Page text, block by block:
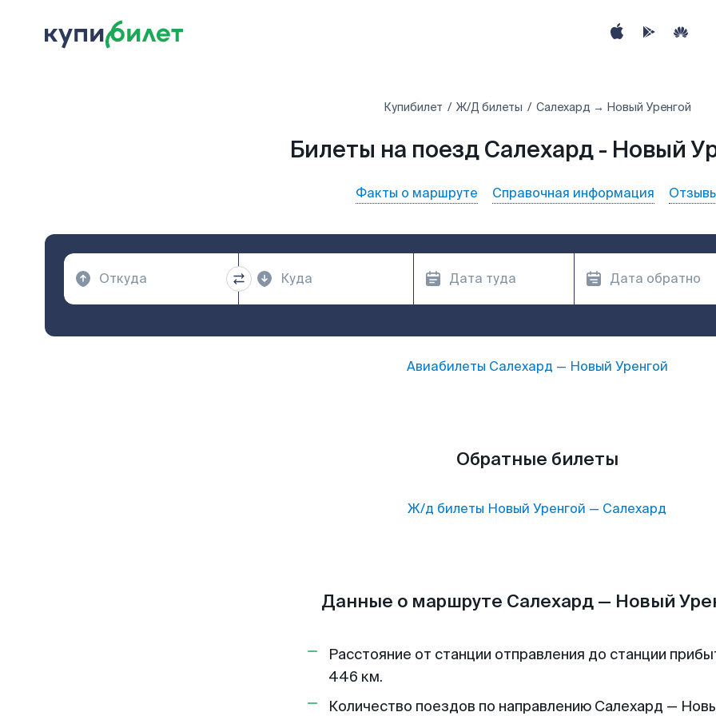
Купибилет Ж/Д билеты Салехард → Новый Уренгой
Билеты на поезд Салехард - Новый
Факты о маршруте Справочная информация
Авиабилеты Салехард — Новый Уренгой
Обратные билеты
Ж/д билеты Новый Уренгой — Салехард
Данные о маршруте Салехард — Новый
Расстояние от станции отправления до станции
446 км.
Количество поездов по направлению Салехард —